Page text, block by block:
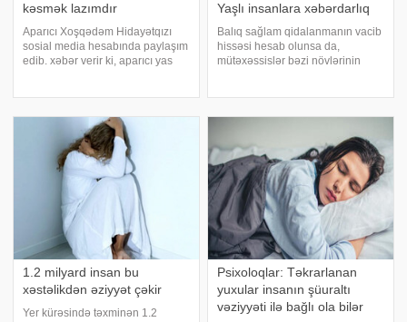
kəsmək lazımdır
Aparıcı Xoşqədəm Hidayətqızı
sosial media hesabında paylaşım
edib. xəbər verir ki, aparıcı yas
küsənlərlə əlaqəni tamam
kəsmək lazımdir"
Yaşlı insanlara xəbərdarlıq
Balıq sağlam qidalanmanın vacib
hissəsi hesab olunsa da,
mütəxəssislər bəzi növlərinin
hisə verilmiş skumbriya və digə
1.2 milyard insan bu
xəstəlikdən əziyyət çəkir
Yer kürəsində təxminən 1.2
Psixoloqlar: Təkrarlanan
yuxular insanın şüuraltı
vəziyyəti ilə bağlı ola bilər